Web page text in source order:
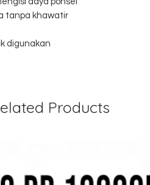
tanpa khawatir
digunakan
Products